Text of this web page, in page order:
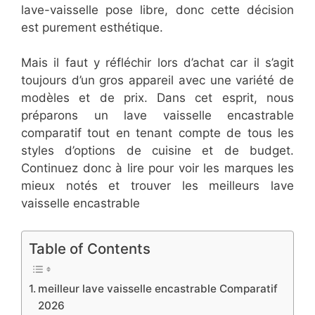
lave-vaisselle pose libre, donc cette décision
est purement esthétique.
Mais il faut y réfléchir lors d’achat car il s’agit
toujours d’un gros appareil avec une variété de
modèles et de prix. Dans cet esprit, nous
préparons un lave vaisselle encastrable
comparatif tout en tenant compte de tous les
styles d’options de cuisine et de budget.
Continuez donc à lire pour voir les marques les
mieux notés et trouver les meilleurs lave
vaisselle encastrable
Table of Contents
meilleur lave vaisselle encastrable Comparatif
2026